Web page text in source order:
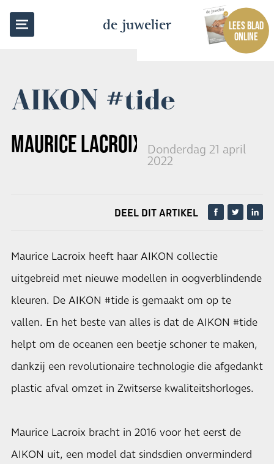
de juwelier
LEES BLAD
ONLINE
AIKON #tide
MAURICE LACROIX Donderdag 21 april
2022
TERUG NAAR OVERZICHT
DEEL DIT ARTIKEL
Maurice Lacroix heeft haar AIKON collectie
uitgebreid met nieuwe modellen in oogverblindende
kleuren. De AIKON #tide is gemaakt om op te
vallen. En het beste van alles is dat de AIKON #tide
helpt om de oceanen een beetje schoner te maken,
dankzij een revolutionaire technologie die afgedankt
plastic afval omzet in Zwitserse kwaliteitshorloges.
Maurice Lacroix bracht in 2016 voor het eerst de
AIKON uit, een model dat sindsdien onverminderd